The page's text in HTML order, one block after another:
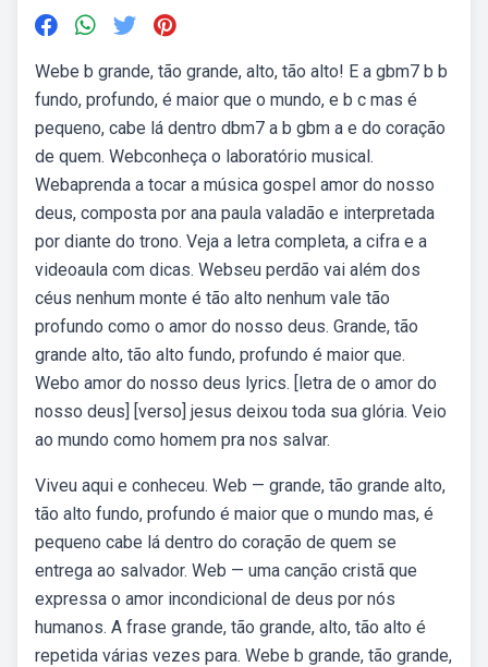
Webe b grande, tão grande, alto, tão alto! E a gbm7 b b
fundo, profundo, é maior que o mundo, e b c mas é
pequeno, cabe lá dentro dbm7 a b gbm a e do coração
de quem. Webconheça o laboratório musical.
Webaprenda a tocar a música gospel amor do nosso
deus, composta por ana paula valadão e interpretada
por diante do trono. Veja a letra completa, a cifra e a
videoaula com dicas. Webseu perdão vai além dos
céus nenhum monte é tão alto nenhum vale tão
profundo como o amor do nosso deus. Grande, tão
grande alto, tão alto fundo, profundo é maior que.
Webo amor do nosso deus lyrics. [letra de o amor do
nosso deus] [verso] jesus deixou toda sua glória. Veio
ao mundo como homem pra nos salvar.
Viveu aqui e conheceu. Web — grande, tão grande alto,
tão alto fundo, profundo é maior que o mundo mas, é
pequeno cabe lá dentro do coração de quem se
entrega ao salvador. Web — uma canção cristã que
expressa o amor incondicional de deus por nós
humanos. A frase grande, tão grande, alto, tão alto é
repetida várias vezes para. Webe b grande, tão grande,